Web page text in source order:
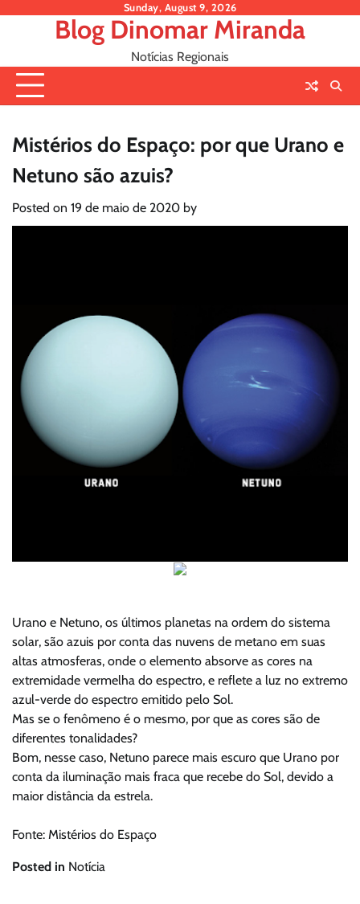
Sunday, August 9, 2026
Blog Dinomar Miranda
Notícias Regionais
Mistérios do Espaço: por que Urano e
Netuno são azuis?
Posted on 19 de maio de 2020 by
Urano e Netuno, os últimos planetas na ordem do sistema
solar, são azuis por conta das nuvens de metano em suas
altas atmosferas, onde o elemento absorve as cores na
extremidade vermelha do espectro, e reflete a luz no extremo
azul-verde do espectro emitido pelo Sol.
Mas se o fenômeno é o mesmo, por que as cores são de
diferentes tonalidades?
Bom, nesse caso, Netuno parece mais escuro que Urano por
conta da iluminação mais fraca que recebe do Sol, devido a
maior distância da estrela.
Fonte: Mistérios do Espaço
Posted in Notícia